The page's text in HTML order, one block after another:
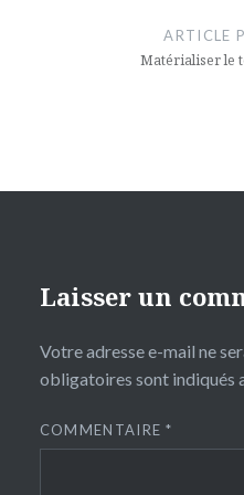
ARTICLE
Matérialiser le
Laisser un
Votre adresse e-mail ne
obligatoires sont indiqués
COMMENTAIRE*